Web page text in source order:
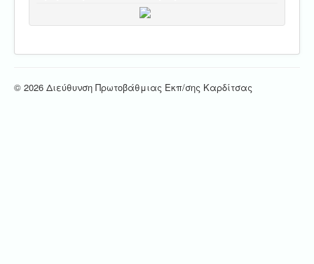
© 2026 Διεύθυνση Πρωτοβάθμιας Εκπ/σης Καρδίτσας